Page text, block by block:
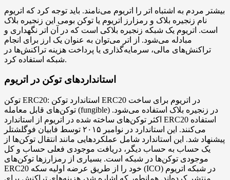
بیشتر مردم به اشتباه اتر را اتریوم می‌نامند. باید توجه کرد که اتریوم
نام زنجیره بلاک و رمزارز اتریوم یا توکن بومی این زنجیره بلاک
است. اتریوم یک شبکه زنجیره بلاکی است که در آن اتر نگهداری و
مبادله می‌شود. از اتر می‌توان به عنوان یک ارز برای انجام
تراکنش‌های مالی، سرمایه‌گذاری یا پرداخت هزینه تراکنش‌ها در
شبکه استفاده کرد.
استانداردهای توکن در اتریوم
توکن ERC20: استاندارد توکن ERC20 در اتریوم برای ساخت
توکن‌های قابل معامله (fungible) در زنجیره بلاک استفاده می‌شود.
اکثر توکن‌های ساخته شده در اتریوم از استاندارد ERC20 استفاده
می‌کنند. این استاندارد در نوامبر ۲۰۱۵ توسط فابیان فوگلشتلر
پیشنهاد شد. این استاندارد شامل عملکردهایی مانند انتقال توکن‌ها از
یک حساب به حساب دیگر، دریافت موجودی فعلی حساب و کل
موجودی توکن‌ها در شبکه است. بسیاری از رمزارزها توکن‌های
ERC20 خود را از طریق عرضه اولیه سکه (ICO) در شبکه اتریوم
منتشر کرده‌اند. همانطور که اشاره شد، هزینه‌های تراکنش برای